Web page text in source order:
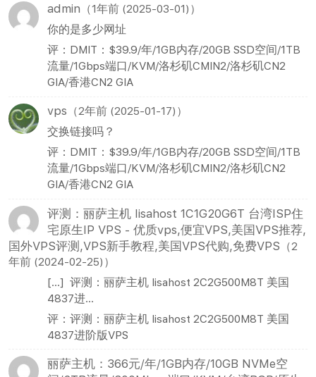
admin （1年前 (2025-03-01)）
你的是多少网址
评：DMIT：$39.9/年/1GB内存/20GB SSD空间/1TB
流量/1Gbps端口/KVM/洛杉矶CMIN2/洛杉矶CN2
GIA/香港CN2 GIA
vps （2年前 (2025-01-17)）
交换链接吗？
评：DMIT：$39.9/年/1GB内存/20GB SSD空间/1TB
流量/1Gbps端口/KVM/洛杉矶CMIN2/洛杉矶CN2
GIA/香港CN2 GIA
评测：丽萨主机 lisahost 1C1G20G6T 台湾ISP住
宅原生IP VPS - 优质vps,便宜VPS,美国VPS推荐,
国外VPS评测,VPS新手教程,美国VPS代购,免费VPS （2
年前 (2024-02-25)）
[…] 评测：丽萨主机 lisahost 2C2G500M8T 美国
4837进...
评：评测：丽萨主机 lisahost 2C2G500M8T 美国
4837进阶版VPS
丽萨主机：366元/年/1GB内存/10GB NVMe空